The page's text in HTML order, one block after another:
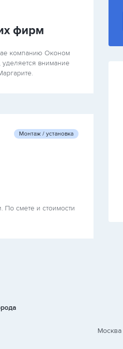
фирм
компанию Оконом
уделяется внимание
Монтаж / установка
смете и стоимости
Москва